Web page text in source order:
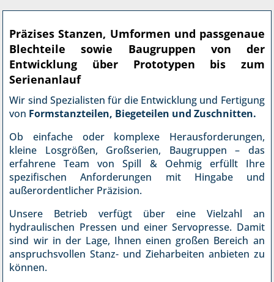
Präzises Stanzen, Umformen und passgenaue
Blechteile sowie Baugruppen von der
Entwicklung über Prototypen bis zum
Serienanlauf
Wir sind Spezialisten für die Entwicklung und Fertigung
von Formstanzteilen, Biegeteilen und Zuschnitten.
Ob einfache oder komplexe Herausforderungen,
kleine Losgrößen, Großserien, Baugruppen – das
erfahrene Team von Spill & Oehmig erfüllt Ihre
spezifischen Anforderungen mit Hingabe und
außerordentlicher Präzision.
Unsere Betrieb verfügt über eine Vielzahl an
hydraulischen Pressen und einer Servopresse. Damit
sind wir in der Lage, Ihnen einen großen Bereich an
anspruchsvollen Stanz- und Zieharbeiten anbieten zu
können.